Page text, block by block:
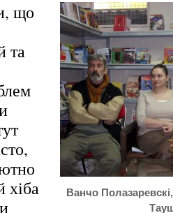
Ванчо
що
та
хіба